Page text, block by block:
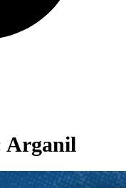
Arganil